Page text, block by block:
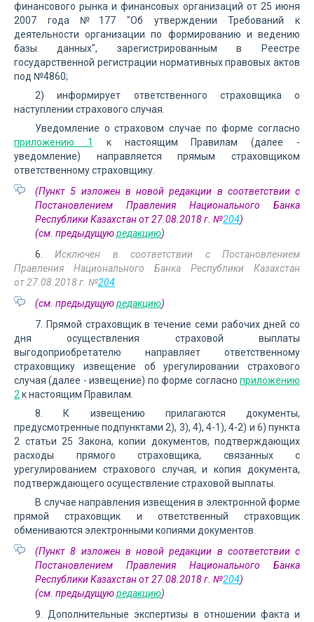
финансового рынка и финансовых организаций от 25 июня
2007 года №177 "Об утверждении Требований к
деятельности организации по формированию и ведению
базы данных", зарегистрированным в Реестре
государственной регистрации нормативных правовых актов
под №4860;
2) информирует ответственного страховщика о
наступлении страхового случая.
Уведомление о страховом случае по форме согласно
приложению 1
к настоящим Правилам (далее -
уведомление) направляется прямым страховщиком
ответственному страховщику.
(Пункт 5 изложен в новой редакции в соответствии с
Постановлением Правления Национального Банка
Республики Казахстан от 27.08.2018 г. №204)
(см. предыдущуюредакцию)
6.Исключен в соответствии с Постановлением
Правления Национального Банка Республики Казахстан
от 27.08.2018 г. №204
(см. предыдущуюредакцию)
7. Прямой страховщик в течение семи рабочих дней со
дня осуществления страховой выплаты
выгодоприобретателю направляет ответственному
страховщику извещение об урегулировании страхового
случая (далее - извещение) по форме согласно приложению
2 к настоящим Правилам.
8. К извещению прилагаются документы,
предусмотренные подпунктами 2), 3), 4), 4-1), 4-2) и 6) пункта
2 статьи 25 Закона, копии документов, подтверждающих
расходы прямого страховщика, связанных с
урегулированием страхового случая, и копия документа,
подтверждающего осуществление страховой выплаты.
В случае направления извещения в электронной форме
прямой страховщик и ответственный страховщик
обмениваются электронными копиями документов.
(Пункт 8 изложен в новой редакции в соответствии с
Постановлением Правления Национального Банка
Республики Казахстан от 27.08.2018 г. №204)
(см. предыдущуюредакцию)
9. Дополнительные экспертизы в отношении факта и